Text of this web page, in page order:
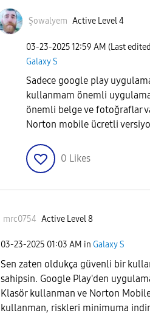
Şowalyem Active Level 4
‎03-23-202512:59 AM (Last edited
Galaxy S
Sadece google play
kullanmam önemli
önemli belge ve fotoğraflar
Norton mobile ücretli
0 Likes
mrc0754 Active Level 8
‎03-23-2025 01:03 AM in Galaxy S
Sen zaten oldukça güvenli bir
sahipsin. Google Play'den
Klasör kullanman ve Norton
kullanman, riskleri minimuma